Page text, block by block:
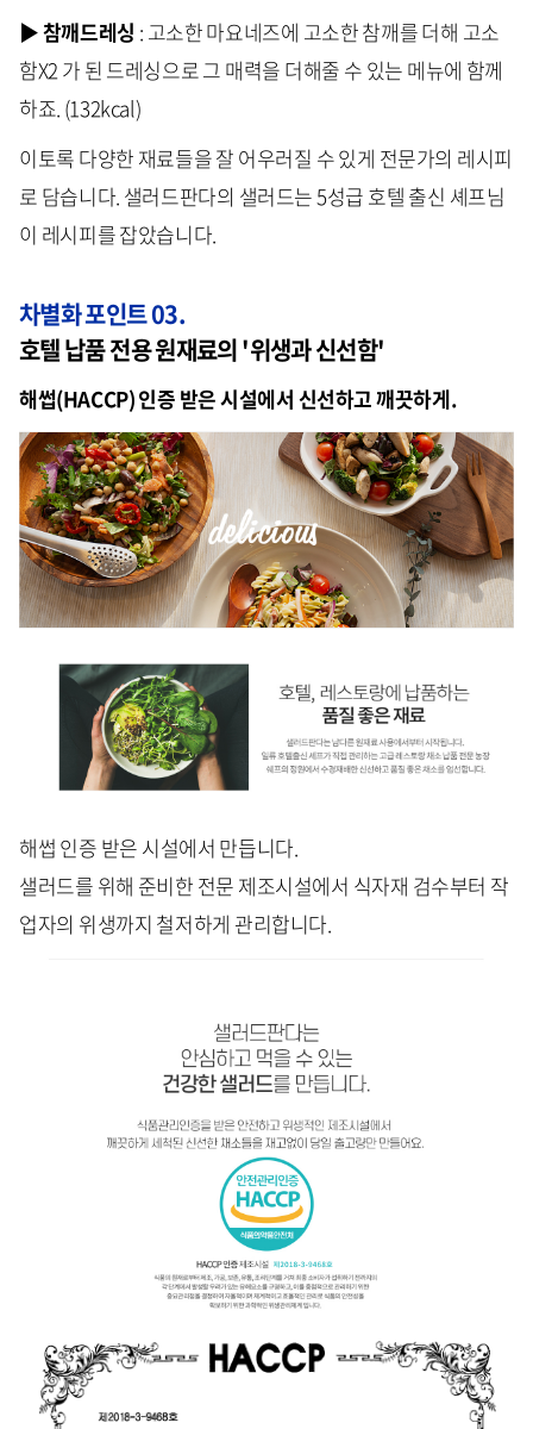
▶ 참깨드레싱 : 고소한 마요네즈에 고소한 참깨를 더해 고소
함X2 가 된 드레싱으로 그 매력을 더해줄 수 있는 메뉴에 함께
하죠. (132kcal)
이토록 다양한 재료들을 잘 어우러질 수 있게 전문가의 레시피
로 담습니다. 샐러드판다의 샐러드는 5성급 호텔 출신 셰프님
이 레시피를 잡았습니다.
차별화 포인트 03.
호텔 납품 전용 원재료의 '위생과 신선함'
해썹(HACCP) 인증 받은 시설에서 신선하고 깨끗하게.
해썹 인증 받은 시설에서 만듭니다.
샐러드를 위해 준비한 전문 제조시설에서 식자재 검수부터 작
업자의 위생까지 철저하게 관리합니다.